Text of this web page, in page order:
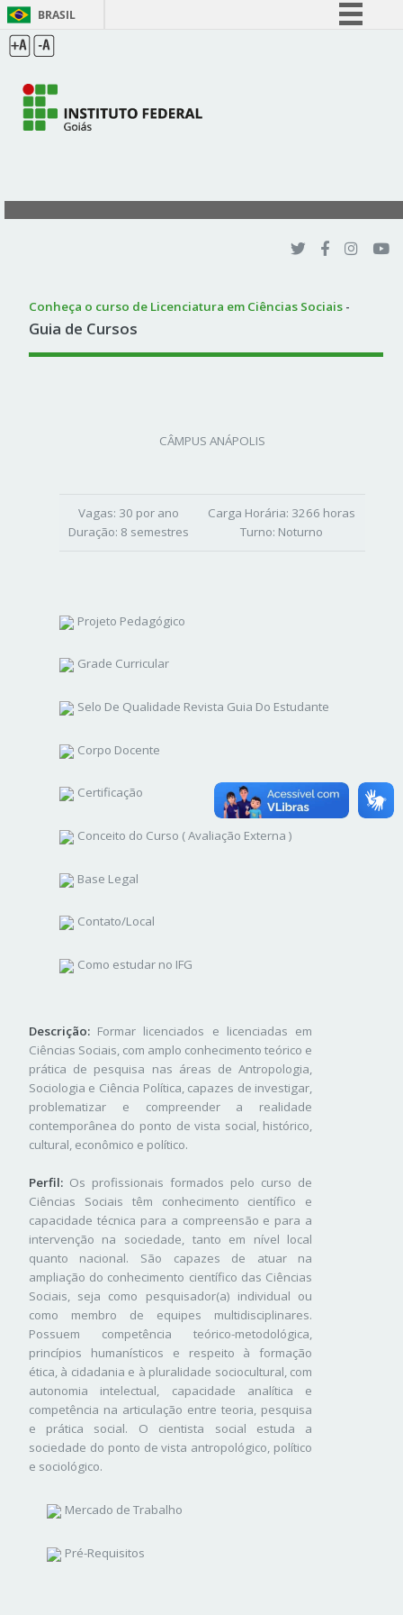
BRASIL
Conheça o curso de Licenciatura em Ciências Sociais -
Guia de Cursos
Descrição:Formar licenciados e licenciadas em
Ciências Sociais, com amplo conhecimento teórico e
prática de pesquisa nas áreas de Antropologia,
Sociologia e Ciência Política, capazes de investigar,
problematizar e compreender a realidade
contemporânea do ponto de vista social, histórico,
cultural, econômico e político.
Perfil:Os profissionais formados pelo curso de
Ciências Sociais têm conhecimento científico e
capacidade técnica para a compreensão e para a
intervenção na sociedade, tanto em nível local
quanto nacional. São capazes de atuar na
ampliação do conhecimento científico das Ciências
Sociais, seja como pesquisador(a) individual ou
como membro de equipes multidisciplinares.
Possuem competência teórico-metodológica,
princípios humanísticos e respeito à formação
ética, à cidadania e à pluralidade sociocultural, com
autonomia intelectual, capacidade analítica e
competência na articulação entre teoria, pesquisa
e prática social. O cientista social estuda a
sociedade do ponto de vista antropológico, político
e sociológico.
Mercado de Trabalho
Pré-Requisitos
CÂMPUS ANÁPOLIS
Vagas: 30 por ano
Duração: 8 semestres
Carga Horária: 3266 horas
Turno: Noturno
Projeto Pedagógico
Grade Curricular
Selo De Qualidade Revista Guia Do Estudante
Corpo Docente
Certificação
Conceito do Curso ( Avaliação Externa )
Base Legal
Contato/Local
Como estudar no IFG